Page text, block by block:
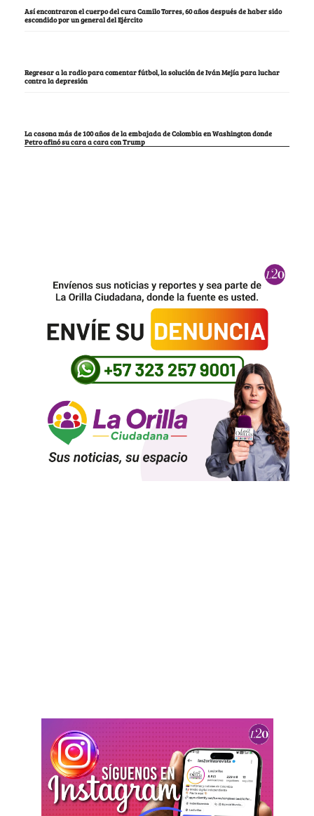
Así encontraron el cuerpo del cura Camilo Torres, 60 años después de haber sido
escondido por un general del Ejército
Regresar a la radio para comentar fútbol, la solución de Iván Mejía para luchar
contra la depresión
La casona más de 100 años de la embajada de Colombia en Washington donde
Petro afinó su cara a cara con Trump